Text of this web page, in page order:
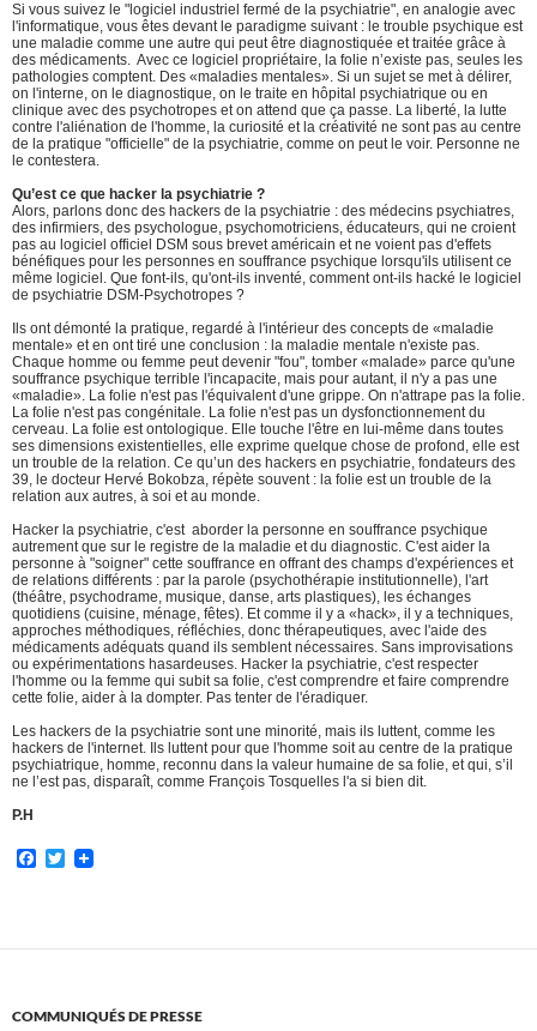
Si vous suivez le "logiciel industriel fermé de la psychiatrie", en analogie avec
l'informatique, vous êtes devant le paradigme suivant : le trouble psychique est
une maladie comme une autre qui peut être diagnostiquée et traitée grâce à
des médicaments. Avec ce logiciel propriétaire, la folie n’existe pas, seules les
pathologies comptent. Des «maladies mentales». Si un sujet se met à délirer,
on l'interne, on le diagnostique, on le traite en hôpital psychiatrique ou en
clinique avec des psychotropes et on attend que ça passe. La liberté, la lutte
contre l'aliénation de l'homme, la curiosité et la créativité ne sont pas au centre
de la pratique "officielle" de la psychiatrie, comme on peut le voir. Personne ne
le contestera.
Qu’est ce que hacker la psychiatrie ?
Alors, parlons donc des hackers de la psychiatrie : des médecins psychiatres,
des infirmiers, des psychologue, psychomotriciens, éducateurs, qui ne croient
pas au logiciel officiel DSM sous brevet américain et ne voient pas d'effets
bénéfiques pour les personnes en souffrance psychique lorsqu'ils utilisent ce
même logiciel. Que font-ils, qu'ont-ils inventé, comment ont-ils hacké le logiciel
de psychiatrie DSM-Psychotropes ?
Ils ont démonté la pratique, regardé à l'intérieur des concepts de «maladie
mentale» et en ont tiré une conclusion : la maladie mentale n'existe pas.
Chaque homme ou femme peut devenir "fou", tomber «malade» parce qu'une
souffrance psychique terrible l'incapacite, mais pour autant, il n'y a pas une
«maladie». La folie n'est pas l'équivalent d'une grippe. On n'attrape pas la folie.
La folie n'est pas congénitale. La folie n'est pas un dysfonctionnement du
cerveau. La folie est ontologique. Elle touche l'être en lui-même dans toutes
ses dimensions existentielles, elle exprime quelque chose de profond, elle est
un trouble de la relation. Ce qu’un des hackers en psychiatrie, fondateurs des
39, le docteur Hervé Bokobza, répète souvent : la folie est un trouble de la
relation aux autres, à soi et au monde.
Hacker la psychiatrie, c'est aborder la personne en souffrance psychique
autrement que sur le registre de la maladie et du diagnostic. C'est aider la
personne à "soigner" cette souffrance en offrant des champs d'expériences et
de relations différents : par la parole (psychothérapie institutionnelle), l'art
(théâtre, psychodrame, musique, danse, arts plastiques), les échanges
quotidiens (cuisine, ménage, fêtes). Et comme il y a «hack», il y a techniques,
approches méthodiques, réfléchies, donc thérapeutiques, avec l'aide des
médicaments adéquats quand ils semblent nécessaires. Sans improvisations
ou expérimentations hasardeuses. Hacker la psychiatrie, c'est respecter
l'homme ou la femme qui subit sa folie, c'est comprendre et faire comprendre
cette folie, aider à la dompter. Pas tenter de l'éradiquer.
Les hackers de la psychiatrie sont une minorité, mais ils luttent, comme les
hackers de l'internet. Ils luttent pour que l'homme soit au centre de la pratique
psychiatrique, homme, reconnu dans la valeur humaine de sa folie, et qui, s’il
ne l’est pas, disparaît, comme François Tosquelles l'a si bien dit.
P.H
F
o
T
e
COMMUNIQUÉS DE PRESSE